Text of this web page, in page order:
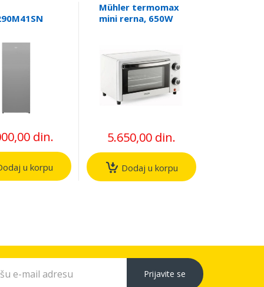
din.
u korpu
Mühler termomax
mini rerna, 650W
5.650,00 din.
Dodaj u korpu
Prijavite se